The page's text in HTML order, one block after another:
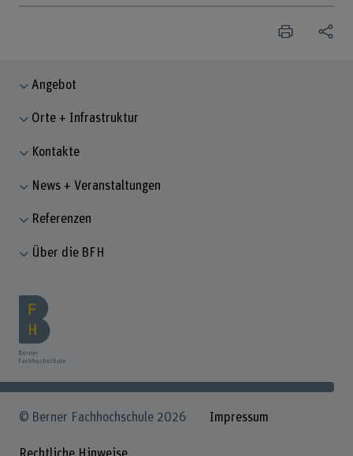
Angebot
Orte + Infrastruktur
Kontakte
News + Veranstaltungen
Referenzen
Über die BFH
© Berner Fachhochschule 2026 Impressum